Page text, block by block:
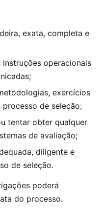
exata, completa e
operacionais
exercícios
de seleção;
tentar obter qualquer
de avaliação;
diligente e
de seleção.
poderá
do processo.